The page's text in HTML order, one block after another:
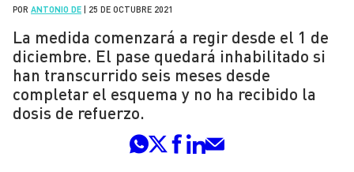
POR ANTONIO DE 25 DE OCTUBRE 2021
La medida comenzará a regir desde el 1 de
diciembre. El pase quedará inhabilitado si
han transcurrido seis meses desde
completar el esquema y no ha recibido la
dosis de refuerzo.